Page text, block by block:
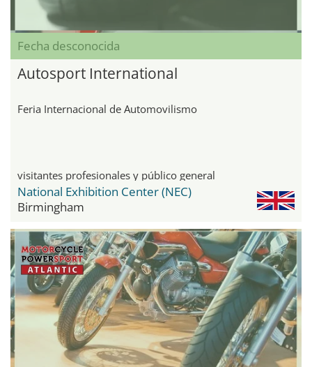
Fecha desconocida
Autosport International
Feria Internacional de Automovilismo
visitantes profesionales y público general
National Exhibition Center (NEC)
Birmingham